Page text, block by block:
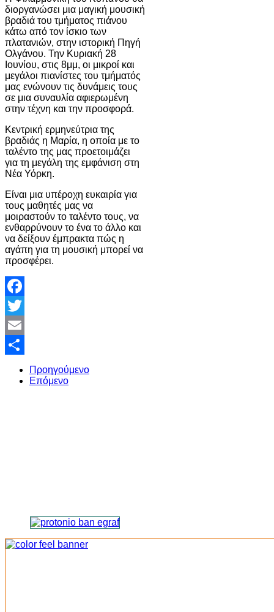
διοργανώσει μια μαγική μουσική
βραδιά του τμήματος πιάνου
κάτω από τον ίσκιο των
πλατανιών, στην ιστορική Πηγή
Ολγάνου. Την Κυριακή 28
Ιουνίου, στις 8μμ, οι μικροί και
μεγάλοι πιανίστες του τμήματός
μας ενώνουν τις δυνάμεις τους
σε μια συναυλία αφιερωμένη
στην τέχνη και την προσφορά.
Κεντρική ερμηνεύτρια της
βραδιάς η Μαρία, η οποία με το
ταλέντο της μας προετοιμάζει
για τη μεγάλη της εμφάνιση στη
Νέα Υόρκη.
Είναι μια υπέροχη ευκαιρία για
τους μαθητές μας να
μοιραστούν το ταλέντο τους, να
ενθαρρύνουν το ένα το άλλο και
να δείξουν έμπρακτα πώς η
αγάπη για τη μουσική μπορεί να
προσφέρει.
Facebook
Twitter
Email
Share
Προηγούμενο
Επόμενο